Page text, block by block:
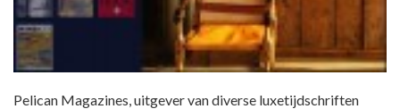
Pelican Magazines, uitgever van diverse luxetijdschriften